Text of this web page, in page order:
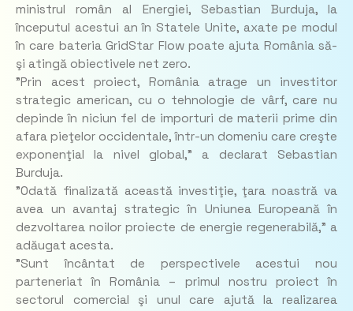
ministrul român al Energiei, Sebastian Burduja, la
începutul acestui an în Statele Unite, axate pe modul
în care bateria GridStar Flow poate ajuta România să-
şi atingă obiectivele net zero.
"Prin acest proiect, România atrage un investitor
strategic american, cu o tehnologie de vârf, care nu
depinde în niciun fel de importuri de materii prime din
afara pieţelor occidentale, într-un domeniu care creşte
exponenţial la nivel global," a declarat Sebastian
Burduja.
"Odată finalizată această investiţie, ţara noastră va
avea un avantaj strategic în Uniunea Europeană în
dezvoltarea noilor proiecte de energie regenerabilă," a
adăugat acesta.
"Sunt încântat de perspectivele acestui nou
parteneriat în România – primul nostru proiect în
sectorul comercial şi unul care ajută la realizarea